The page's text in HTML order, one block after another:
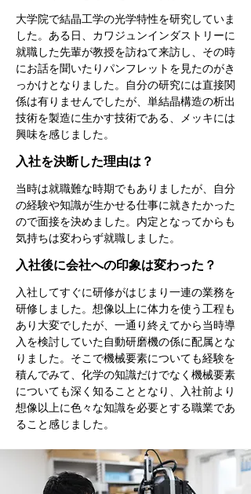
大学院で結晶工学の光学特性を研究していま
した。ある日、カワジュンインダストリーに
就職した先輩が教授を訪ねて来訪し、その時
にお話を聞いたりパンフレットを見たのがき
っかけとなりました。自分の研究には直接関
係は有りませんでしたが、単結晶構造の析出
技術を製造に生かす技術である、メッキには
興味を感じました。
入社を決断した理由は？
当時は就職難な時期でもありましたが、自分
の経験や知識が生かせる仕事に就きたかった
ので面接を決めました。内定となってからも
気持ちは変わらず就職しました。
入社後に会社への印象は変わった？
入社してすぐに研修がはじまり一連の業務を
研修しました。想像以上に体力を使う工程も
あり大変でしたが、一通り終えてから当時導
入を検討していた自動研磨機の係に配属とな
りました。そこで機械要素についても経験を
積んでみて、化学の知識だけでなく機械要素
についても深く知ることとなり、入社前より
想像以上に色々な知識を必要とする職業であ
ること感じました。